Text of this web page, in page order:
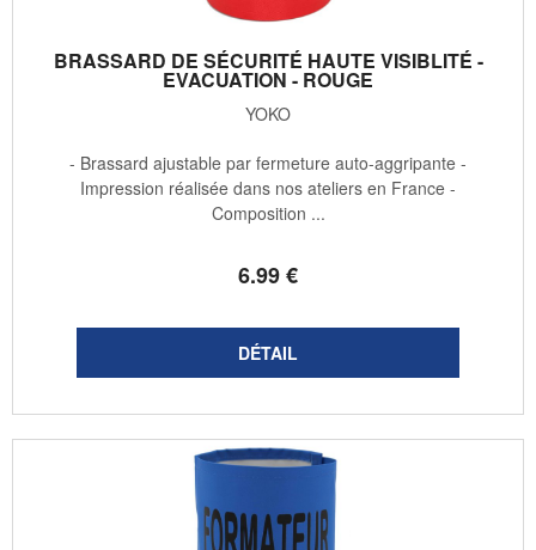
BRASSARD DE SÉCURITÉ HAUTE VISIBLITÉ -
EVACUATION - ROUGE
YOKO
6.99€
- Brassard ajustable par fermeture auto-aggripante -
Impression réalisée dans nos ateliers en France -
Composition ...